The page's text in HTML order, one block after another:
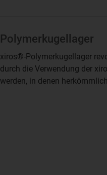
Polymerkugellager
xiros®-Polymerkugellager
durch die Verwendung der
werden, in denen